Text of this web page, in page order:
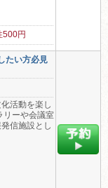
500円
たい方必見
活動を楽し
リーや会議室
信施設とし